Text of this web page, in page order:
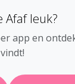
Afaf leuk?
app en
vindt!